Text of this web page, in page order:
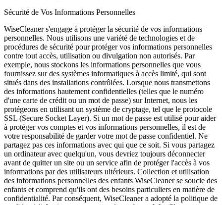
Sécurité de Vos Informations Personnelles
WiseCleaner s'engage à protéger la sécurité de vos informations
personnelles. Nous utilisons une variété de technologies et de
procédures de sécurité pour protéger vos informations personnelles
contre tout accès, utilisation ou divulgation non autorisés. Par
exemple, nous stockons les informations personnelles que vous
fournissez sur des systèmes informatiques à accès limité, qui sont
situés dans des installations contrôlées. Lorsque nous transmettons
des informations hautement confidentielles (telles que le numéro
d'une carte de crédit ou un mot de passe) sur Internet, nous les
protégeons en utilisant un système de cryptage, tel que le protocole
SSL (Secure Socket Layer). Si un mot de passe est utilisé pour aider
à protéger vos comptes et vos informations personnelles, il est de
votre responsabilité de garder votre mot de passe confidentiel. Ne
partagez pas ces informations avec qui que ce soit. Si vous partagez
un ordinateur avec quelqu'un, vous devriez toujours déconnecter
avant de quitter un site ou un service afin de protéger l'accès à vos
informations par des utilisateurs ultérieurs. Collection et utilisation
des informations personnelles des enfants WiseCleaner se soucie des
enfants et comprend qu'ils ont des besoins particuliers en matière de
confidentialité. Par conséquent, WiseCleaner a adopté la politique de